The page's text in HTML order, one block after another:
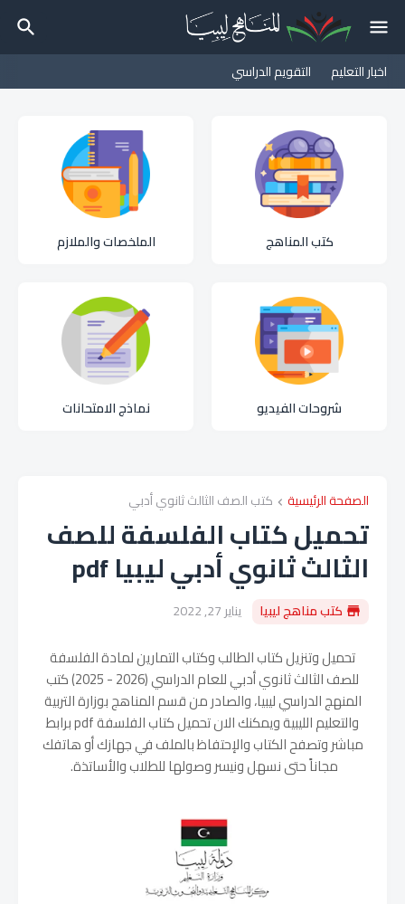
اخبار التعليم التقويم الدراسي
كتب المناهج الملخصات والملازم
شروحات الفيديو نماذج الامتحانات
الصفحة الرئيسية كتب الصف الثالث ثانوي أدبي
تحميل كتاب الفلسفة للصف
الثالث ثانوي أدبي ليبيا pdf
كتب مناهج ليبيا يناير 27, 2022
تحميل وتنزيل كتاب الطالب وكتاب التمارين لمادة الفلسفة
للصف الثالث ثانوي أدبي للعام الدراسي (2026 - 2025
) كتب
المنهج الدراسي ليبيا، والصادر من قسم المناهج بوزارة التربية
والتعليم الليبية ويمكنك الان تحميل كتاب الفلسفة pdf برابط
مباشر وتصفح الكتاب والإحتفاظ بالملف في جهازك أو هاتفك
مجاناً حتى نسهل ونيسر وصولها للطلاب والأساتذة.